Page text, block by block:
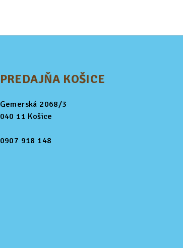
PREDAJŇA KOŠICE
Gemerská 2068/3
040 11 Košice
0907 918 148